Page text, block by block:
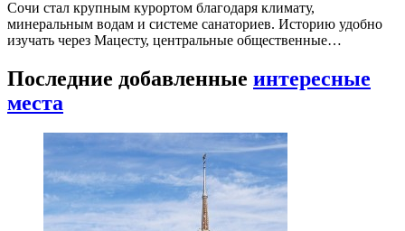
Сочи стал крупным курортом благодаря климату,
минеральным водам и системе санаториев. Историю удобно
изучать через Мацесту, центральные общественные…
Последние добавленные интересные
места